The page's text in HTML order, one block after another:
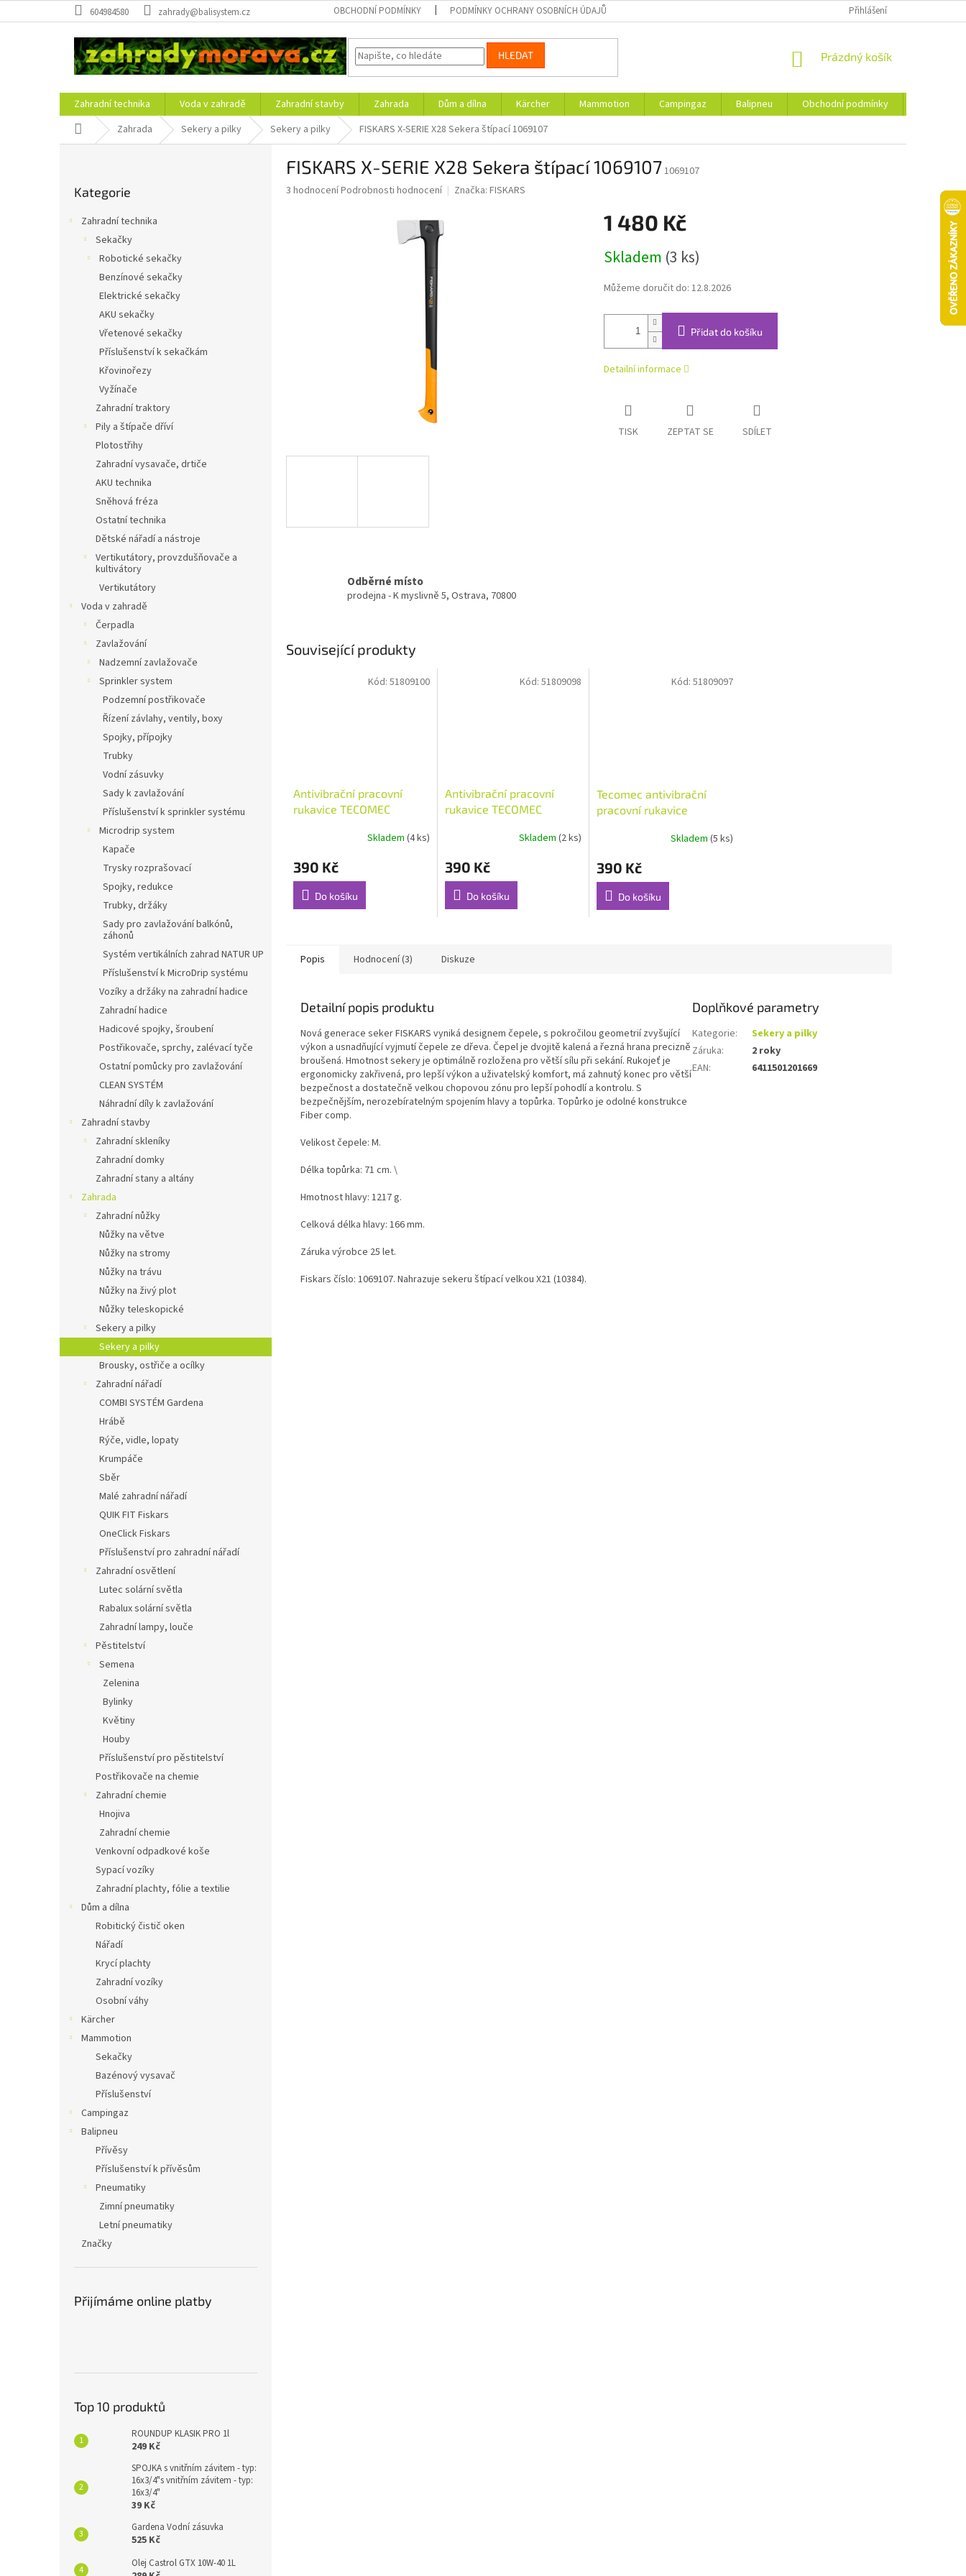
na
604984580 zahrady@balisystem.cz OBCHODNÍ PODMÍNKY PODMÍNKY OCHRANY OSOBNÍCH ÚDAJŮ Přihlášení
HLEDAT
NÁKUPNÍ
Prázdný košík
Zahradní technika Voda v zahradě Zahradní stavby Zahrada Dům a dílna Kärcher Mammotion Campingaz Balipneu Obchodní podmínky
Domů Zahrada Sekery a pilky Sekery a pilky FISKARS X-SERIE X28 Sekera štípací 1069107
kategorie
Kategorie
Zahradní technika
Sekačky
Robotické sekačky
Benzínové sekačky
Elektrické sekačky
AKU sekačky
Vřetenové sekačky
Příslušenství k sekačkám
Křovinořezy
Vyžínače
Zahradní traktory
Pily a štípače dříví
Plotostřihy
Zahradní vysavače, drtiče
AKU technika
Sněhová fréza
Ostatní technika
Dětské nářadí a nástroje
Vertikutátory, provzdušňovače a
kultivátory
Vertikutátory
Voda v zahradě
Čerpadla
Zavlažování
Nadzemní zavlažovače
Sprinkler system
Podzemní postřikovače
Řízení závlahy, ventily, boxy
Spojky, přípojky
Trubky
Vodní zásuvky
Sady k zavlažování
Příslušenství k sprinkler systému
Microdrip system
Kapače
Trysky rozprašovací
Spojky, redukce
Trubky, držáky
Sady pro zavlažování balkónů,
záhonů
Systém vertikálních zahrad NATUR UP
Příslušenství k MicroDrip systému
Vozíky a držáky na zahradní hadice
Zahradní hadice
Hadicové spojky, šroubení
Postřikovače, sprchy, zalévací tyče
Ostatní pomůcky pro zavlažování
CLEAN SYSTÉM
Náhradní díly k zavlažování
Zahradní stavby
Zahradní skleníky
Zahradní domky
Zahradní stany a altány
Zahrada
Zahradní nůžky
Nůžky na větve
Nůžky na stromy
Nůžky na trávu
Nůžky na živý plot
Nůžky teleskopické
Sekery a pilky
Sekery a pilky
Brousky, ostřiče a ocílky
Zahradní nářadí
COMBI SYSTÉM Gardena
Hrábě
Rýče, vidle, lopaty
Krumpáče
Sběr
Malé zahradní nářadí
QUIK FIT Fiskars
OneClick Fiskars
Příslušenství pro zahradní nářadí
Zahradní osvětlení
Lutec solární světla
Rabalux solární světla
Zahradní lampy, louče
Pěstitelství
Semena
Zelenina
Bylinky
Květiny
Houby
Příslušenství pro pěstitelství
Postřikovače na chemie
Zahradní chemie
Hnojiva
Zahradní chemie
Venkovní odpadkové koše
Sypací vozíky
Zahradní plachty, fólie a textilie
Dům a dílna
Robitický čistič oken
Nářadí
Krycí plachty
Zahradní vozíky
Osobní váhy
Kärcher
Mammotion
Sekačky
Bazénový vysavač
Příslušenství
Campingaz
Balipneu
Přívěsy
Příslušenství k přívěsům
Pneumatiky
Zimní pneumatiky
Letní pneumatiky
Značky
Přijímáme online platby
Top 10 produktů
ROUNDUP KLASIK PRO 1l
249 Kč
SPOJKA s vnitřním závitem - typ:
16x3/4"s vnitřním závitem - typ:
16x3/4"
39 Kč
Gardena Vodní zásuvka
525 Kč
Olej Castrol GTX 10W-40 1L
FISKARS X-SERIE X28 Sekera štípací 10691071069107
Průměrné
3 hodnoceníPodrobnosti hodnocení Značka: FISKARS
1 480 Kč
cena:
Skladem (3 ks)
Můžeme doručit do: 12.8.2026
Přidat do košíku
Detailní informace
TISK ZEPTAT SE SDÍLET
Odběrné místo
prodejna - K myslivně 5, Ostrava, 70800
Související produkty
Antivibrační pracovní
rukavice TECOMEC
Skladem (4 ks)
390 Kč
Do košíku
Kód: 51809100
Antivibrační pracovní
rukavice TECOMEC
Skladem (2 ks)
390 Kč
Do košíku
Kód: 51809098
Tecomec antivibrační
pracovní rukavice
Skladem(5 ks)
390 Kč
Do košíku
Kód:51809097
Popis Hodnocení (3) Diskuze
Detailní popis produktu
Nová generace seker FISKARS vyniká designem čepele, s pokročilou geometrií zvyšující
výkon a usnadňující vyjmutí čepele ze dřeva. Čepel je dvojitě kalená a řezná hrana precizně
broušená. Hmotnost sekery je optimálně rozložena pro větší sílu při sekání. Rukojeť je
ergonomicky zakřivená, pro lepší výkon a uživatelský komfort, má zahnutý konec pro větší
bezpečnost a dostatečně velkou chopovou zónu pro lepší pohodlí a kontrolu. S
bezpečnějším, nerozebíratelným spojením hlavy a topůrka. Topůrko je odolné konstrukce
Fiber comp.
Velikost čepele: M.
Délka topůrka: 71 cm. \
Hmotnost hlavy: 1217 g.
Celková délka hlavy: 166 mm.
Záruka výrobce 25 let.
Fiskars číslo: 1069107. Nahrazuje sekeru štípací velkou X21 (10384).
Doplňkové parametry
Kategorie:
Sekery a pilky
Záruka:
2 roky
EAN: 6411501201669